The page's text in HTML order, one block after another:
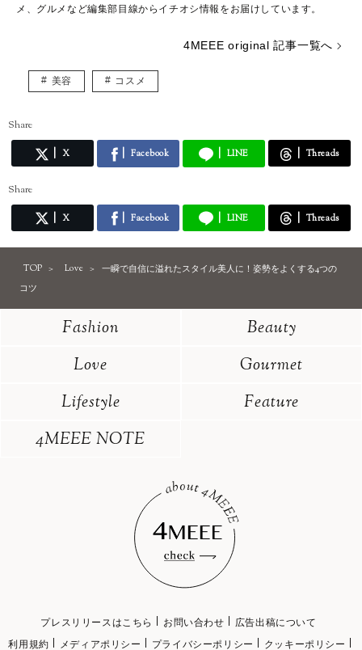
メ、グルメなど編集部目線からイチオシ情報をお届けしています。
4MEEE original 記事一覧へ
美容 コスメ
Share
X Facebook LINE Threads
Share
X Facebook LINE Threads
TOP Love
一瞬で自信に溢れたスタイル美人に！姿勢をよくする4つの
コツ
Fashion
Beauty
Love
Gourmet
Lifestyle
Feature
4MEEE NOTE
プレスリリースはこちら お問い合わせ
広告出稿について
利用規約
メディアポリシー プライバシーポリシー クッキーポリシー